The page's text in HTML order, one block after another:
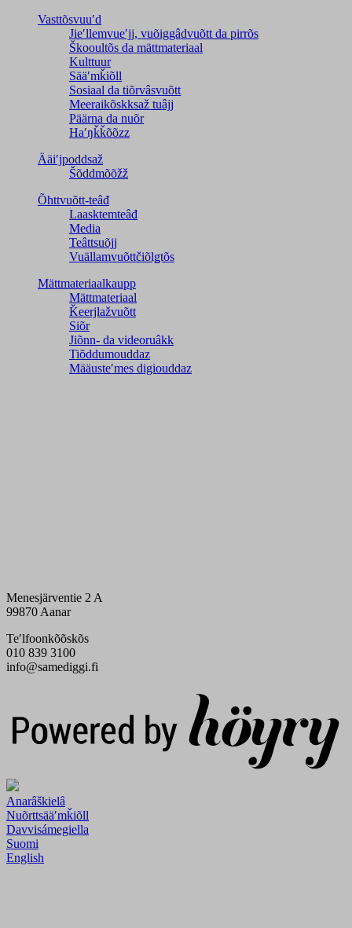
Vasttõsvuuʹd
Jieʹllemvueʹjj, vuõiggâdvuõtt da pirrõs
Škooultõs da mättmateriaal
Kulttuur
Sääʹmǩiõll
Sosiaal da tiõrvâsvuõtt
Meeraikõskksaž tuâjj
Päärna da nuõr
Haʹŋǩǩõõzz
Ääiʹjpoddsaž
Šõddmõõžž
Õhttvuõtt-teâđ
Laasktemteâđ
Media
Teâttsuõjj
Vuällamvuõttčiõlǥtõs
Mättmateriaalkaupp
Mättmateriaal
Ǩeerjlažvuõtt
Siõr
Jiõnn- da videoruâkk
Tiõddumouddaz
Määusteʹmes digiouddaz
Menesjärventie 2 A
99870 Aanar
Teʹlfoonkõõskõs
010 839 3100
info@samediggi.fi
Anarâškielâ
Nuõrttsääʹmǩiõll
Davvisámegiella
Suomi
English